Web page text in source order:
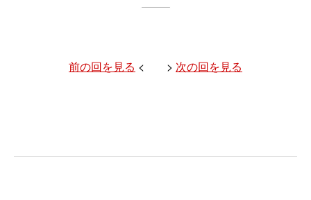
前の回を見る < > 次の回を見る